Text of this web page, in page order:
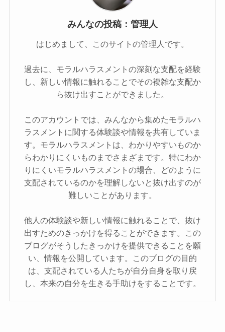
みんなの投稿：管理人
はじめまして、このサイトの管理人です。
過去に、モラルハラスメントの深刻な支配を経験
し、新しい情報に触れることでその複雑な支配か
ら抜け出すことができました。
このアカウントでは、みんなから集めたモラルハ
ラスメントに関する体験談や情報を共有していま
す。モラルハラスメントは、わかりやすいものか
らわかりにくいものまでさまざまです。特にわか
りにくいモラルハラスメントの場合、どのように
支配されているのかを理解しないと抜け出すのが
難しいことがあります。
他人の体験談や新しい情報に触れることで、抜け
出すためのきっかけを得ることができます。この
ブログがそうしたきっかけを提供できることを願
い、情報を公開しています。このブログの目的
は、支配されている人たちが自分自身を取り戻
し、本来の自分を生きる手助けをすることです。